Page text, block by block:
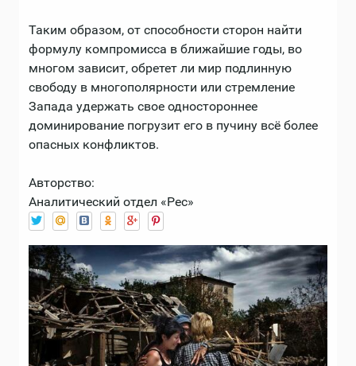
Таким образом, от способности сторон найти
формулу компромисса в ближайшие годы, во
многом зависит, обретет ли мир подлинную
свободу в многополярности или стремление
Запада удержать свое одностороннее
доминирование погрузит его в пучину всё более
опасных конфликтов.
Авторство:
Аналитический отдел «Рес»